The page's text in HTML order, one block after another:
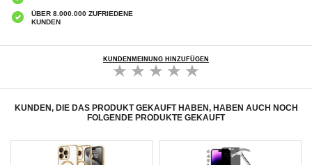
ÜBER 8.000.000 ZUFRIEDENE
KUNDEN
KUNDENMEINUNG HINZUFÜGEN
KUNDEN, DIE DAS PRODUKT GEKAUFT HABEN, HABEN AUCH NOCH
FOLGENDE PRODUKTE GEKAUFT